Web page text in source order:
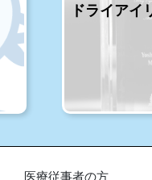
ドライアイ
医療従事者の方